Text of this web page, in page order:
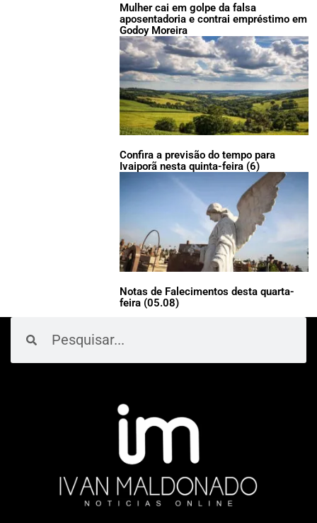
Mulher cai em golpe da falsa
aposentadoria e contrai empréstimo em
Godoy Moreira
Confira a previsão do tempo para
Ivaiporã nesta quinta-feira (6)
Notas de Falecimentos desta quarta-
feira (05.08)